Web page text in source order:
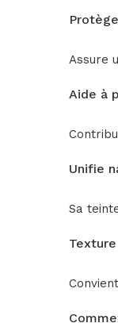
Assure
Aide à
Unifie
Sa